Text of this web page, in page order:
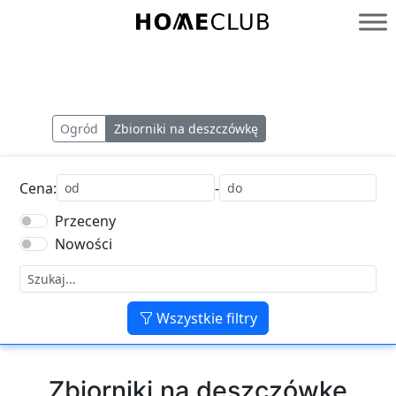
Homeclub
Ogród Zbiorniki na deszczówkę
Cena:
-
Przeceny
Nowości
Wszystkie filtry